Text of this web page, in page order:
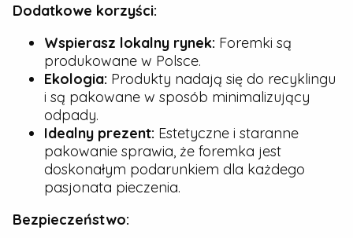
Dodatkowe korzyści:
Wspierasz lokalny rynek: Foremki są
produkowane w Polsce.
Ekologia: Produkty nadają się do recyklingu
i są pakowane w sposób minimalizujący
odpady.
Idealny prezent: Estetyczne i staranne
pakowanie sprawia, że foremka jest
doskonałym podarunkiem dla każdego
pasjonata pieczenia.
Bezpieczeństwo: